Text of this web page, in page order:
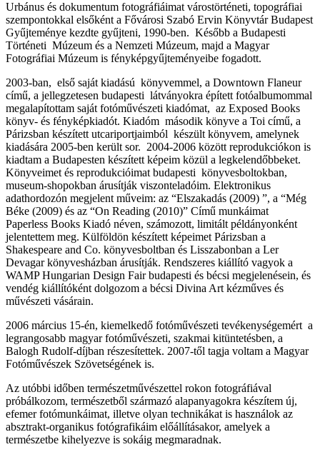
Urbánus és dokumentum fotográfiáimat várostörténeti, topográfiai
szempontokkal elsőként a Fővárosi Szabó Ervin Könyvtár Budapest
Gyűjteménye kezdte gyűjteni, 1990-ben. Később a Budapesti
Történeti Múzeum és a Nemzeti Múzeum, majd a Magyar
Fotográfiai Múzeum is fényképgyűjteményeibe fogadott.
2003-ban, első saját kiadású könyvemmel, a Downtown Flaneur
című, a jellegzetesen budapesti látványokra épített fotóalbumommal
megalapítottam saját fotóművészeti kiadómat, az Exposed Books
könyv- és fényképkiadót. Kiadóm második könyve a Toi című, a
Párizsban készített utcariportjaimból készült könyvem, amelynek
kiadására 2005-ben került sor. 2004-2006 között reprodukciókon is
kiadtam a Budapesten készített képeim közül a legkelendőbbeket.
Könyveimet és reprodukcióimat budapesti könyvesboltokban,
museum-shopokban árusítják viszonteladóim. Elektronikus
adathordozón megjelent műveim: az “Elszakadás (2009) ”, a “Még
Béke (2009) és az “On Reading (2010)” Című munkáimat
Paperless Books Kiadó néven, számozott, limitált példányonként
jelentettem meg. Külföldön készített képeimet Párizsban a
Shakespeare and Co. könyvesboltban és Lisszabonban a Ler
Devagar könyvesházban árusítják. Rendszeres kiállító vagyok a
WAMP Hungarian Design Fair budapesti és bécsi megjelenésein, és
vendég kiállítóként dolgozom a bécsi Divina Art kézműves és
művészeti vásárain.
2006 március 15-én, kiemelkedő fotóművészeti tevékenységemért a
legrangosabb magyar fotóművészeti, szakmai kitüntetésben, a
Balogh Rudolf-díjban részesítettek. 2007-től tagja voltam a Magyar
Fotóművészek Szövetségének is.
Az utóbbi időben természetművészettel rokon fotográfiával
próbálkozom, természetből származó alapanyagokra készítem új,
efemer fotómunkáimat, illetve olyan technikákat is használok az
absztrakt-organikus fotógrafikáim előállításakor, amelyek a
természetbe kihelyezve is sokáig megmaradnak.